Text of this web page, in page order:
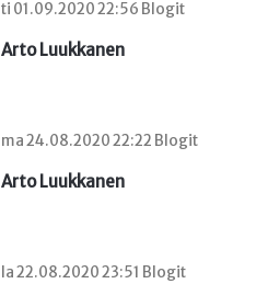
ti 01.09.2020 22:56 Blogit
Arto Luukkanen
ma 24.08.2020 22:22 Blogit
Arto Luukkanen
la 22.08.2020 23:51 Blogit